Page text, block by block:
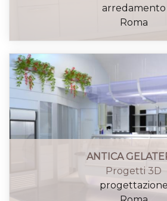
arredamento
Roma
ANTICA
Progetti 3D
progettazione